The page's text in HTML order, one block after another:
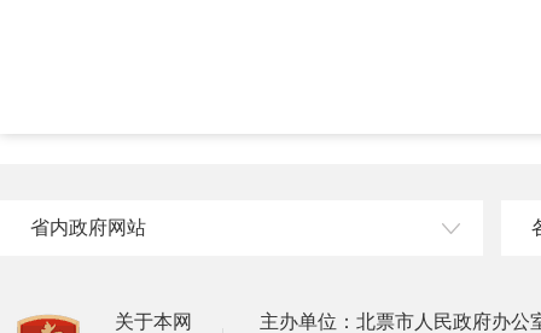
省内政府网站
关于本网
主办单位：北票市人民政府办公